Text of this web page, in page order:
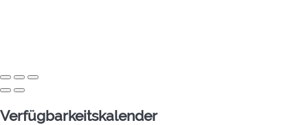
Verfügbarkeitskalender